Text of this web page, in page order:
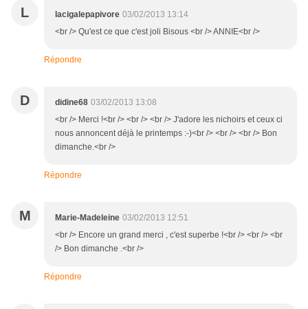
L lacigalepapivore 03/02/2013 13:14
<br /> Qu'est ce que c'est joli Bisous <br /> ANNIE<br />
Répondre
D didine68 03/02/2013 13:08
<br /> Merci !<br /> <br /> <br /> J'adore les nichoirs et ceux ci
nous annoncent déjà le printemps :-)<br /> <br /> <br /> Bon
dimanche.<br />
Répondre
M Marie-Madeleine 03/02/2013 12:51
<br /> Encore un grand merci , c'est superbe !<br /> <br /> <br
/> Bon dimanche .<br />
Répondre